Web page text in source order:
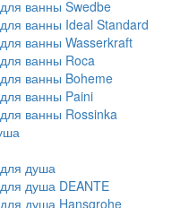
ванны Swedbe
ванны Ideal Standard
ванны Wasserkraft
ванны Roca
ванны Boheme
ванны Paini
ванны Rossinka
душа
душа DEANTE
душа Hansgrohe